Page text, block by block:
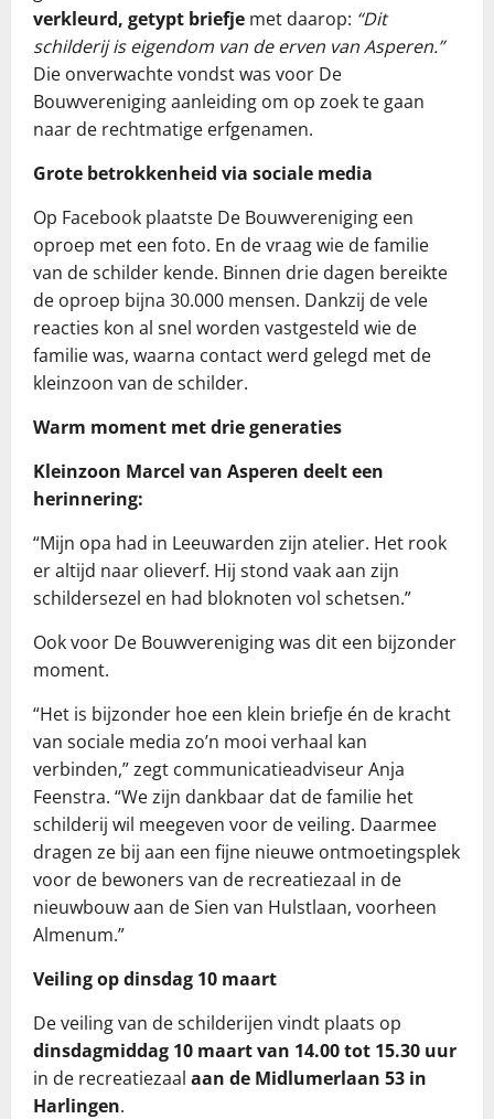
verkleurd, getypt briefje met daarop: “Dit
schilderij is eigendom van de erven van Asperen.”
Die onverwachte vondst was voor De
Bouwvereniging aanleiding om op zoek te gaan
naar de rechtmatige erfgenamen.
Grote betrokkenheid via sociale media
Op Facebook plaatste De Bouwvereniging een
oproep met een foto. En de vraag wie de familie
van de schilder kende. Binnen drie dagen bereikte
de oproep bijna 30.000 mensen. Dankzij de vele
reacties kon al snel worden vastgesteld wie de
familie was, waarna contact werd gelegd met de
kleinzoon van de schilder.
Warm moment met drie generaties
Kleinzoon Marcel van Asperen deelt een
herinnering:
“Mijn opa had in Leeuwarden zijn atelier. Het rook
er altijd naar olieverf. Hij stond vaak aan zijn
schildersezel en had bloknoten vol schetsen.”
Ook voor De Bouwvereniging was dit een bijzonder
moment.
“Het is bijzonder hoe een klein briefje én de kracht
van sociale media zo’n mooi verhaal kan
verbinden,” zegt communicatieadviseur Anja
Feenstra. “We zijn dankbaar dat de familie het
schilderij wil meegeven voor de veiling. Daarmee
dragen ze bij aan een fijne nieuwe ontmoetingsplek
voor de bewoners van de recreatiezaal in de
nieuwbouw aan de Sien van Hulstlaan, voorheen
Almenum.”
Veiling op dinsdag 10 maart
De veiling van de schilderijen vindt plaats op
dinsdagmiddag 10 maart van 14.00 tot 15.30 uur
in de recreatiezaal aan de Midlumerlaan 53 in
Harlingen.